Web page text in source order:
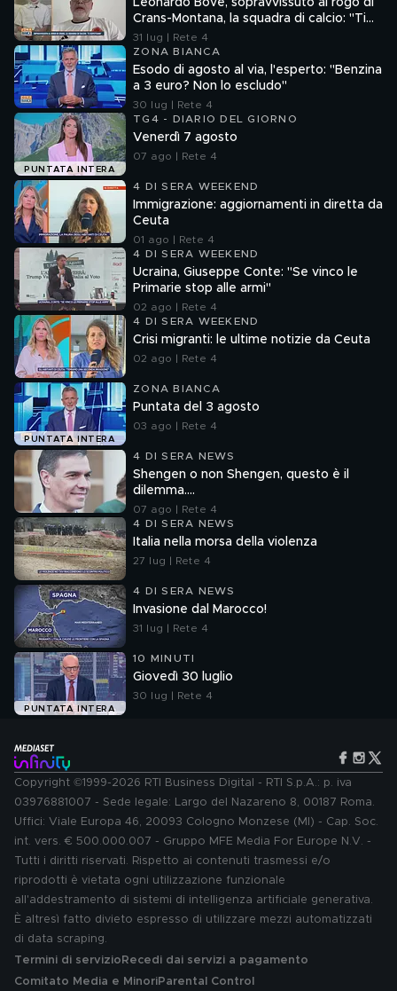
Leonardo Bove, sopravvissuto al rogo di
Crans-Montana, la squadra di calcio: "Ti
aspettiamo"
31 lug | Rete 4
ZONA BIANCA
Esodo di agosto al via, l'esperto: "Benzina
a 3 euro? Non lo escludo"
30 lug | Rete 4
PUNTATA INTERA
TG4 - DIARIO DEL GIORNO
Venerdì 7 agosto
07 ago | Rete 4
4 DI SERA WEEKEND
Immigrazione: aggiornamenti in diretta da
Ceuta
01 ago | Rete 4
4 DI SERA WEEKEND
Ucraina, Giuseppe Conte: "Se vinco le
Primarie stop alle armi"
02 ago | Rete 4
4 DI SERA WEEKEND
Crisi migranti: le ultime notizie da Ceuta
02 ago | Rete 4
PUNTATA INTERA
ZONA BIANCA
Puntata del 3 agosto
03 ago | Rete 4
4 DI SERA NEWS
Shengen o non Shengen, questo è il
dilemma....
07 ago | Rete 4
4 DI SERA NEWS
Italia nella morsa della violenza
27 lug | Rete 4
4 DI SERA NEWS
Invasione dal Marocco!
31 lug | Rete 4
PUNTATA INTERA
10 MINUTI
Giovedì 30 luglio
30 lug | Rete 4
Copyright ©1999-2026 RTI Business Digital - RTI S.p.A.: p. iva
03976881007 - Sede legale: Largo del Nazareno 8, 00187 Roma.
Uffici: Viale Europa 46, 20093 Cologno Monzese (MI) - Cap. Soc.
int. vers. € 500.000.007 - Gruppo MFE Media For Europe N.V. -
Tutti i diritti riservati. Rispetto ai contenuti trasmessi e/o
riprodotti è vietata ogni utilizzazione funzionale
all'addestramento di sistemi di intelligenza artificiale generativa.
È altresì fatto divieto espresso di utilizzare mezzi automatizzati
di data scraping.
Termini di servizio Recedi dai servizi a pagamento
Comitato Media e MinoriParental Control